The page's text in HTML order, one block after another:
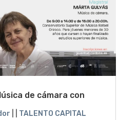
de cámara con
TALENTO CAPITAL